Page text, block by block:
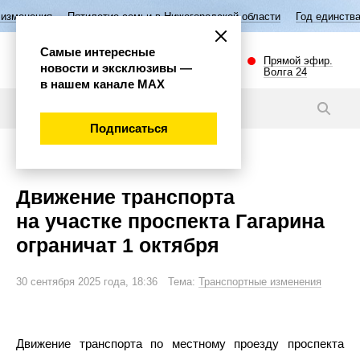
семьи в Нижегородской области Год единства народов России
Прямой эфир.
Волга 24
Движение транспорта
на участке проспекта Гагарина
ограничат 1 октября
30 сентября 2025 года, 18:36 Тема: Транспортные изменения
Движение транспорта по местному проезду проспекта
Самые интересные
новости и эксклюзивы —
в нашем канале МАХ
Подписаться